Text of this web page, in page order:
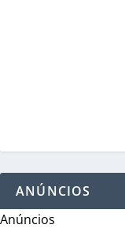
ANÚNCIOS
Anúncios